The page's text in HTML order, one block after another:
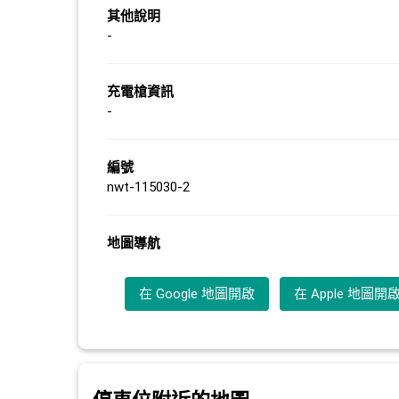
其他說明
-
充電槍資訊
-
編號
nwt-115030-2
地圖導航
在 Google 地圖開啟 在 Apple 地圖開